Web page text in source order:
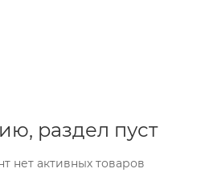
раздел пуст
нет активных товаров